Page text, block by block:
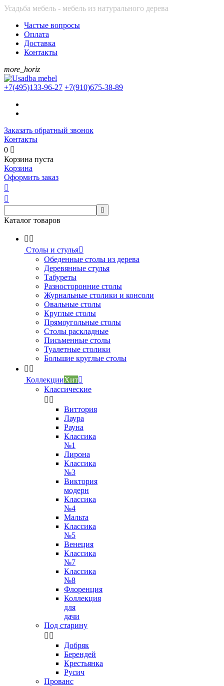
Усадьба мебель - мебель из натурального дерева
Частые вопросы
Оплата
Доставка
Контакты
more_horiz
+7(495)133-96-27 +7(910)675-38-89
Заказать обратный звонок
Контакты
0 
Корзина пуста
Корзина
Оформить заказ



Каталог товаров
 
Столы и стулья
Обеденные столы из дерева
Деревянные стулья
Табуреты
Разносторонние столы
Журнальные столики и консоли
Овальные столы
Круглые столы
Прямоугольные столы
Столы раскладные
Письменные столы
Туалетные столики
Большие круглые столы
 
КоллекцииХит
Классические
 
Виттория
Лаура
Рауна
Классика
№1
Лирона
Классика
№3
Виктория
модерн
Классика
№4
Мальта
Классика
№5
Венеция
Классика
№7
Классика
№8
Флоренция
Коллекция
для
дачи
Под старину
 
Добряк
Берендей
Крестьянка
Русич
Прованс